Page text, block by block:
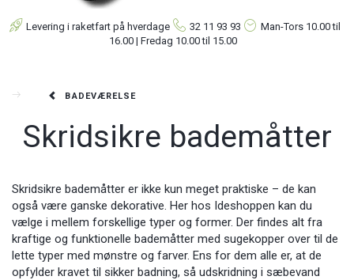
Levering i raketfart på hverdage 32 11 93 93 Man-Tors 10.00 til
16.00 | Fredag 10.00 til 15.00
BADEVÆRELSE
Skridsikre bademåtter
Skridsikre bademåtter er ikke kun meget praktiske – de kan
også være ganske dekorative. Her hos Ideshoppen kan du
vælge i mellem forskellige typer og former. Der findes alt fra
kraftige og funktionelle bademåtter med sugekopper over til de
lette typer med mønstre og farver. Ens for dem alle er, at de
opfylder kravet til sikker badning, så udskridning i sæbevand